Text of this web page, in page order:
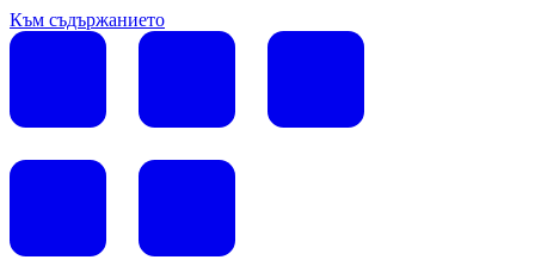
Към съдържанието